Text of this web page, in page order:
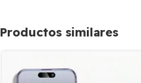
Productos similares